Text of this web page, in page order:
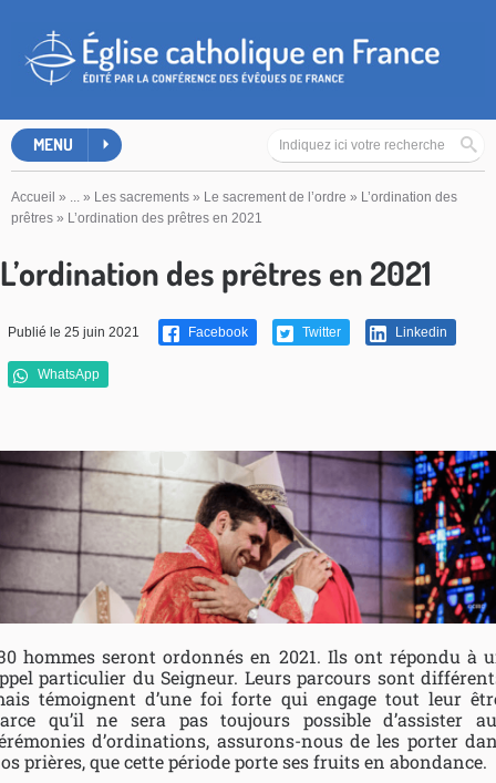
MENU
Accueil » ... » Les sacrements » Le sacrement de l’ordre » L’ordination des
prêtres » L’ordination des prêtres en 2021
L’ordination des prêtres en 2021
Publié le 25 juin 2021 Facebook Twitter Linkedin
WhatsApp
hommes seront ordonnés en 2021. Ils ont répondu à
particulier du Seigneur. Leurs parcours sont
témoignent d’une foi forte qui engage tout leur
qu’il ne sera pas toujours possible d’assister
d’ordinations, assurons-nous de les porter
prières, que cette période porte ses fruits en abondance.